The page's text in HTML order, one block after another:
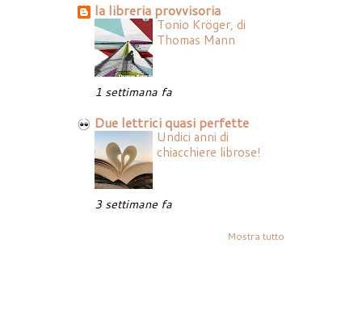
la libreria provvisoria
Tonio Kröger, di
Thomas Mann
1 settimana fa
Due lettrici quasi perfette
Undici anni di
chiacchiere librose!
3 settimane fa
Mostra tutto